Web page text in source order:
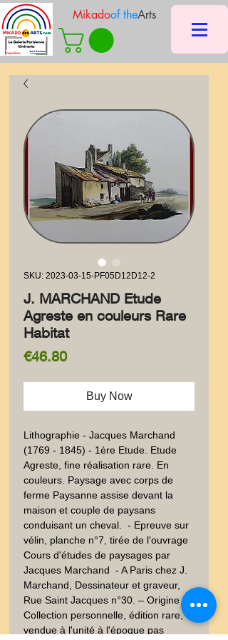
Mikadoof theArts
SKU: 2023-03-15-PF05D12D12-2
J. MARCHAND Etude
Agreste en couleurs Rare
Habitat
€46.80Price
Buy Now
Lithographie - Jacques Marchand
(1769 - 1845) - 1ère Etude. Etude
Agreste, fine réalisation rare. En
couleurs. Paysage avec corps de
ferme Paysanne assise devant la
maison et couple de paysans
conduisant un cheval.  - Epreuve sur
vélin, planche n°7, tirée de l'ouvrage
Cours d'études de paysages par
Jacques Marchand  - A Paris chez J.
Marchand, Dessinateur et graveur,
Rue Saint Jacques n°30. – Origine :
Collection personnelle, édition rare,
vendue à l'unité à l'époque pas